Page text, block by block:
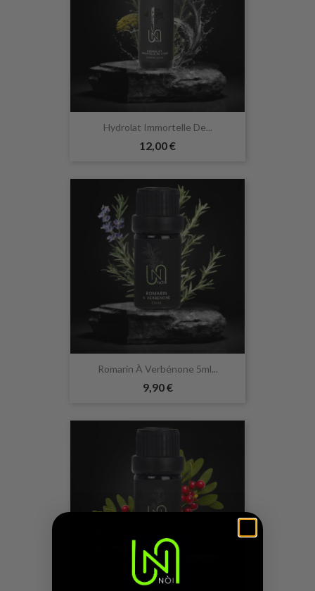
Hydrolat Immortelle De...
12,00 €
Romarin À Verbénone 5ml...
9,90 €